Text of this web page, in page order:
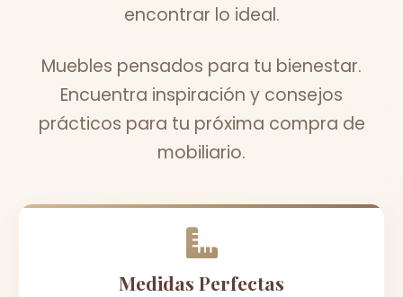
encontrar lo ideal.
Muebles pensados para tu bienestar.
Encuentra inspiración y consejos
prácticos para tu próxima compra de
mobiliario.
Medidas Perfectas